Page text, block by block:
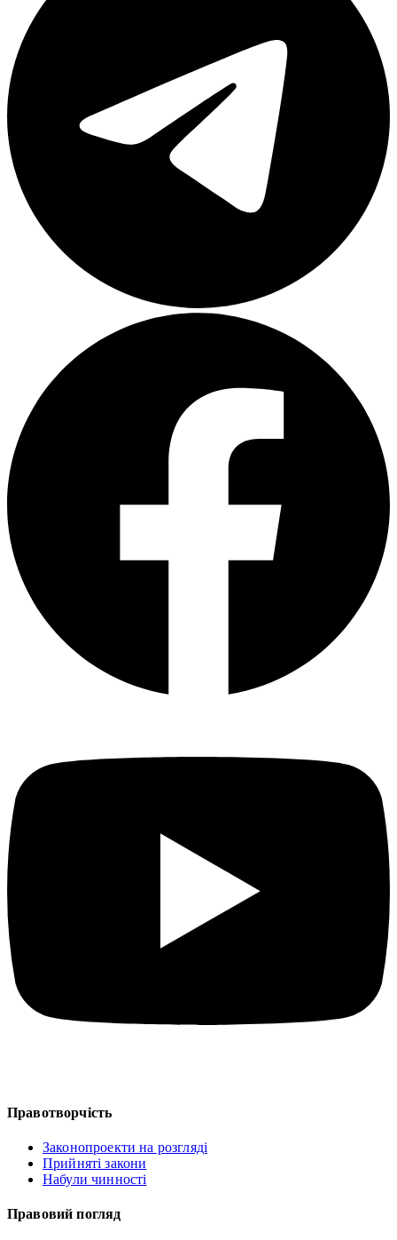
Правотворчість
Законопроекти на розгляді
Прийняті закони
Набули чинності
Правовий погляд